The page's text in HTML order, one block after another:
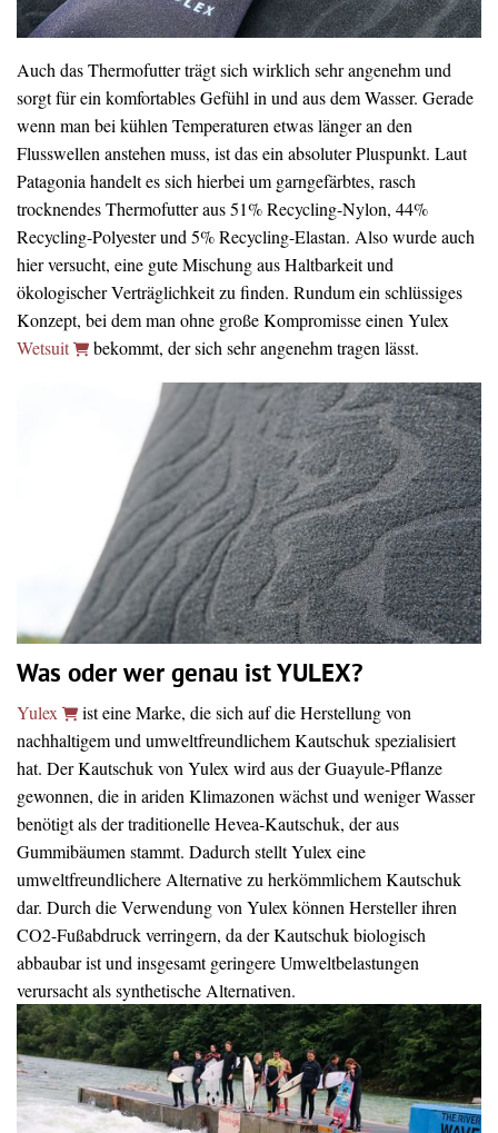
Auch das Thermofutter trägt sich wirklich sehr angenehm und
sorgt für ein komfortables Gefühl in und aus dem Wasser. Gerade
wenn man bei kühlen Temperaturen etwas länger an den
Flusswellen anstehen muss, ist das ein absoluter Pluspunkt. Laut
Patagonia handelt es sich hierbei um garngefärbtes, rasch
trocknendes Thermofutter aus 51% Recycling-Nylon, 44%
Recycling-Polyester und 5% Recycling-Elastan. Also wurde auch
hier versucht, eine gute Mischung aus Haltbarkeit und
ökologischer Verträglichkeit zu finden. Rundum ein schlüssiges
Konzept, bei dem man ohne große Kompromisse einen Yulex
Wetsuit
bekommt, der sich sehr angenehm tragen lässt.
Was oder wer genau ist YULEX?
Yulex
ist eine Marke, die sich auf die Herstellung von
nachhaltigem und umweltfreundlichem Kautschuk spezialisiert
hat. Der Kautschuk von Yulex wird aus der Guayule-Pflanze
gewonnen, die in ariden Klimazonen wächst und weniger Wasser
benötigt als der traditionelle Hevea-Kautschuk, der aus
Gummibäumen stammt. Dadurch stellt Yulex eine
umweltfreundlichere Alternative zu herkömmlichem Kautschuk
dar. Durch die Verwendung von Yulex können Hersteller ihren
CO2-Fußabdruck verringern, da der Kautschuk biologisch
abbaubar ist und insgesamt geringere Umweltbelastungen
verursacht als synthetische Alternativen.